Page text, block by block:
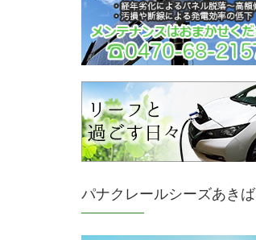
パナクレールシーズあきば